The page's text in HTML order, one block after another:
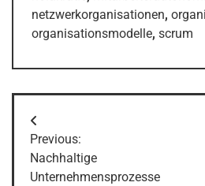
netzwerkorganisationen,
organisationsmodelle, scrum
Post
navigation
Previous:
Nachhaltige
Unternehmensprozesse